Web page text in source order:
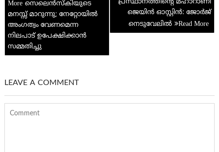
p
സെലെന്‍സ്കിയുടെ
മനസ്സ് മാറുന്നു; നേറ്റോയില്‍
അംഗത്വം വേണമെന്ന
നിലപാട് ഉപേക്ഷിക്കാൻ
സമ്മതിച്ചു
ജെയിൻ ഓസ്റ്റിൻ: ജോർജ്
നെടുവേലിൽ
LEAVE A COMMENT